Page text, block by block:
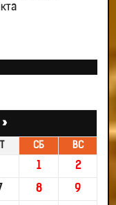
СБ ВС
1 2
8 9